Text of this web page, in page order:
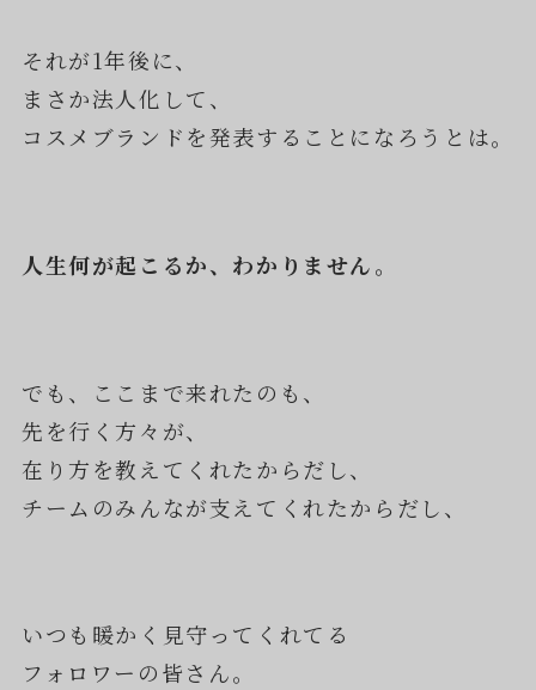
それが1年後に、
まさか法人化して、
コスメブランドを発表することになろうとは。
人生何が起こるか、わかりません。
でも、ここまで来れたのも、
先を行く方々が、
在り方を教えてくれたからだし、
チームのみんなが支えてくれたからだし、
いつも暖かく見守ってくれてる
フォロワーの皆さん。